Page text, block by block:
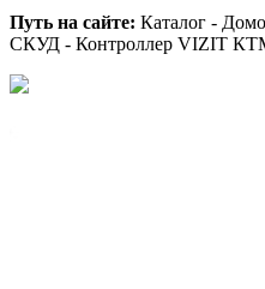
Путь на сайте: Каталог -
СКУД - Контроллер VIZIT